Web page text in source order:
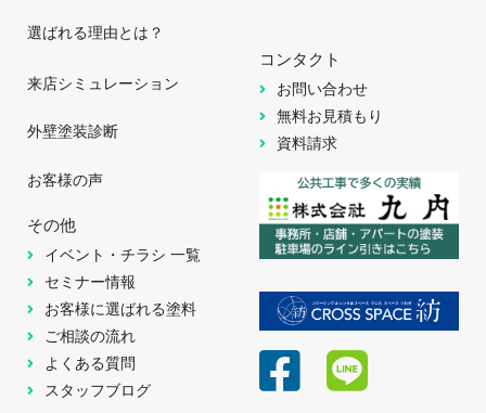
選ばれる理由とは？
来店シミュレーション
外壁塗装診断
お客様の声
その他
イベント・チラシ 一覧
セミナー情報
お客様に選ばれる塗料
ご相談の流れ
よくある質問
スタッフブログ
コンタクト
お問い合わせ
無料お見積もり
資料請求